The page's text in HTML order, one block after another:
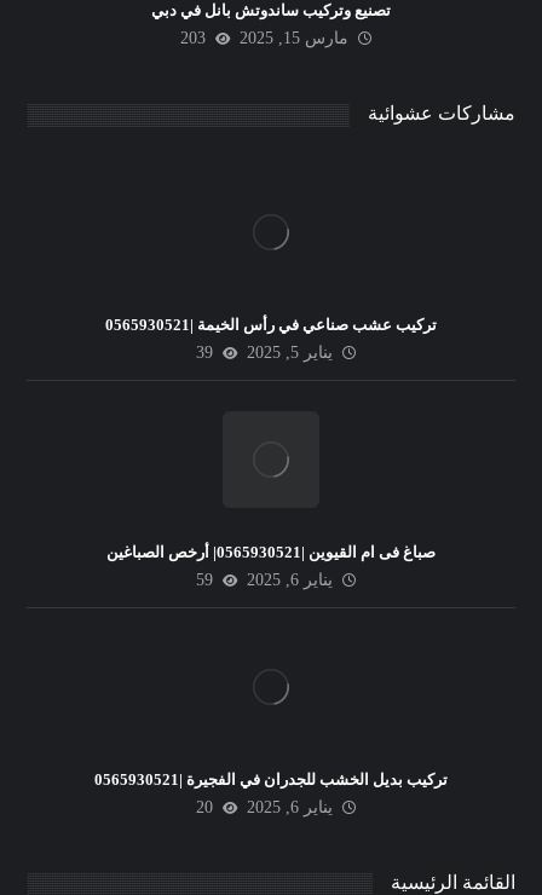
تصنيع وتركيب ساندوتش بانل في دبي
مارس 15, 2025
203
مشاركات عشوائية
تركيب عشب صناعي في رأس الخيمة |0565930521
يناير 5, 2025
39
صباغ فى ام القيوين |0565930521| أرخص الصباغين
يناير 6, 2025
59
تركيب بديل الخشب للجدران في الفجيرة |0565930521
يناير 6, 2025
20
القائمة الرئيسية